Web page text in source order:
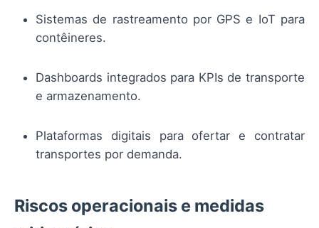
Sistemas de rastreamento por GPS e IoT para
contêineres.
Dashboards integrados para KPIs de transporte
e armazenamento.
Plataformas digitais para ofertar e contratar
transportes por demanda.
Riscos operacionais e medidas